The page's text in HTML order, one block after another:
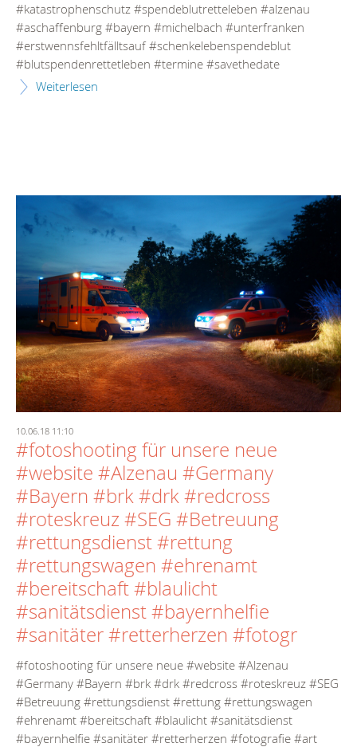
#katastrophenschutz #spendeblutretteleben #alzenau
#aschaffenburg #bayern #michelbach #unterfranken
#erstwennsfehltfälltsauf #schenkelebenspendeblut
#blutspendenrettetleben #termine #savethedate
Weiterlesen
10.06.18 11:10
#fotoshooting für unsere neue
#website #Alzenau #Germany
#Bayern #brk #drk #redcross
#roteskreuz #SEG #Betreuung
#rettungsdienst #rettung
#rettungswagen #ehrenamt
#bereitschaft #blaulicht
#sanitätsdienst #bayernhelfie
#sanitäter #retterherzen #fotogr
#fotoshooting für unsere neue #website #Alzenau
#Germany #Bayern #brk #drk #redcross #roteskreuz #SEG
#Betreuung #rettungsdienst #rettung #rettungswagen
#ehrenamt #bereitschaft #blaulicht #sanitätsdienst
#bayernhelfie #sanitäter #retterherzen #fotografie #art